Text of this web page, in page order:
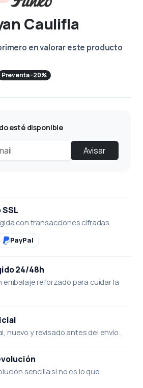
Caulifla
en valorar este producto
Preventa -20%
esté disponible
Avisar
con transacciones cifradas.
PayPal
24/48h
embalaje reforzado para cuidar la
nuevo y revisado antes del envío.
sencilla si no es lo que